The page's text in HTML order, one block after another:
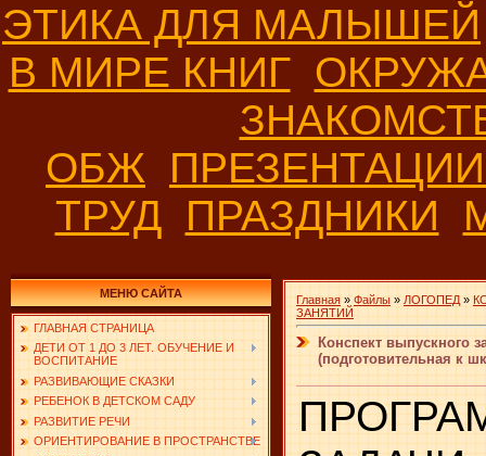
ЭТИКА ДЛЯ МАЛЫШЕЙ
В МИРЕ КНИГ
ОБЖ
ТРУД ПРАЗДНИКИ
МЕНЮ САЙТА
ГЛАВНАЯ СТРАНИЦА
ДЕТИ ОТ 1 ДО 3 ЛЕТ. ОБУЧЕНИЕ И
ВОСПИТАНИЕ
РАЗВИВАЮЩИЕ СКАЗКИ
РЕБЕНОК В ДЕТСКОМ САДУ
РАЗВИТИЕ РЕЧИ
ОРИЕНТИРОВАНИЕ В ПРОСТРАНСТВЕ
Главная » Файлы » ЛОГОПЕД »
ЗАНЯТИЙ
Конспект
(подготовительная к